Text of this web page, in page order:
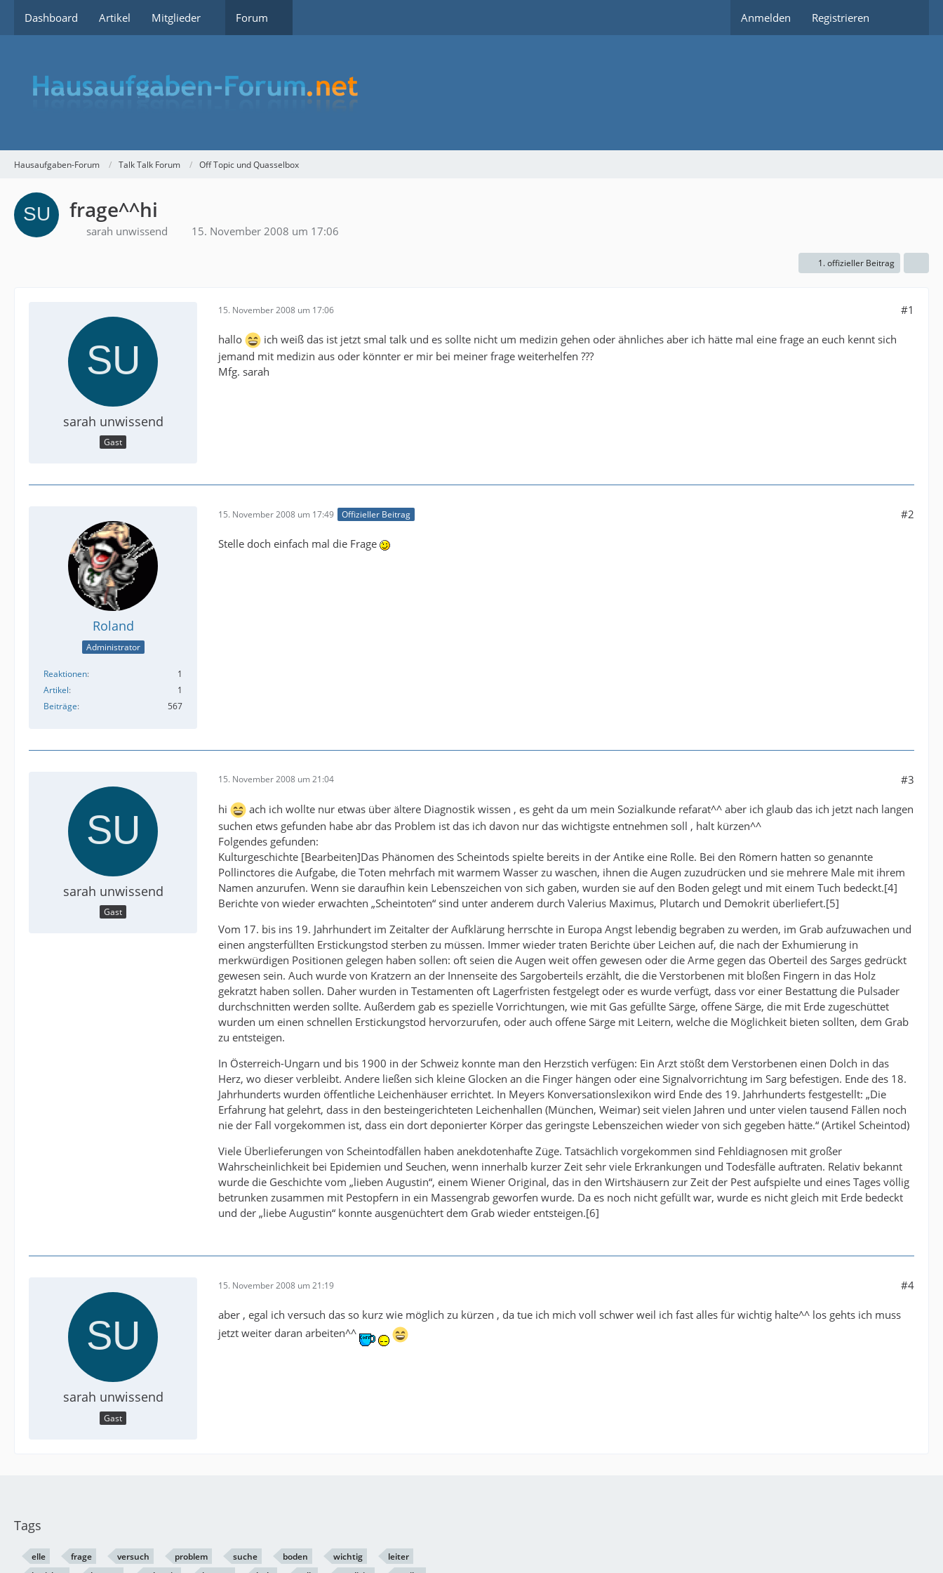
Dashboard Artikel Mitglieder Forum Anmelden Registrieren
Hausaufgaben-Forum Talk Talk Forum Off Topic und Quasselbox
frage^^hi
sarah unwissend 15. November 2008 um 17:06
1. offizieller Beitrag
sarah unwissend
Gast
15. November 2008 um 17:06 #1
hallo
ich weiß das ist jetzt smal talk und es sollte nicht um medizin gehen oder ähnliches aber ich hätte mal eine frage an euch kennt sich
jemand mit medizin aus oder könnter er mir bei meiner frage weiterhelfen ???
Mfg. sarah
Roland
Administrator
Reaktionen
1
Artikel
1
Beiträge
567
15. November 2008 um 17:49 Offizieller Beitrag #2
Stelle doch einfach mal die Frage
sarah unwissend
Gast
15. November 2008 um 21:04 #3
hi
ach ich wollte nur etwas über ältere Diagnostik wissen , es geht da um mein Sozialkunde refarat^^ aber ich glaub das ich jetzt nach langen
suchen etws gefunden habe abr das Problem ist das ich davon nur das wichtigste entnehmen soll , halt kürzen^^
Folgendes gefunden:
Kulturgeschichte [Bearbeiten]Das Phänomen des Scheintods spielte bereits in der Antike eine Rolle. Bei den Römern hatten so genannte
Pollinctores die Aufgabe, die Toten mehrfach mit warmem Wasser zu waschen, ihnen die Augen zuzudrücken und sie mehrere Male mit ihrem
Namen anzurufen. Wenn sie daraufhin kein Lebenszeichen von sich gaben, wurden sie auf den Boden gelegt und mit einem Tuch bedeckt.[4]
Berichte von wieder erwachten „Scheintoten“ sind unter anderem durch Valerius Maximus, Plutarch und Demokrit überliefert.[5]
Vom 17. bis ins 19. Jahrhundert im Zeitalter der Aufklärung herrschte in Europa Angst lebendig begraben zu werden, im Grab aufzuwachen und
einen angsterfüllten Erstickungstod sterben zu müssen. Immer wieder traten Berichte über Leichen auf, die nach der Exhumierung in
merkwürdigen Positionen gelegen haben sollen: oft seien die Augen weit offen gewesen oder die Arme gegen das Oberteil des Sarges gedrückt
gewesen sein. Auch wurde von Kratzern an der Innenseite des Sargoberteils erzählt, die die Verstorbenen mit bloßen Fingern in das Holz
gekratzt haben sollen. Daher wurden in Testamenten oft Lagerfristen festgelegt oder es wurde verfügt, dass vor einer Bestattung die Pulsader
durchschnitten werden sollte. Außerdem gab es spezielle Vorrichtungen, wie mit Gas gefüllte Särge, offene Särge, die mit Erde zugeschüttet
wurden um einen schnellen Erstickungstod hervorzurufen, oder auch offene Särge mit Leitern, welche die Möglichkeit bieten sollten, dem Grab
zu entsteigen.
In Österreich-Ungarn und bis 1900 in der Schweiz konnte man den Herzstich verfügen: Ein Arzt stößt dem Verstorbenen einen Dolch in das
Herz, wo dieser verbleibt. Andere ließen sich kleine Glocken an die Finger hängen oder eine Signalvorrichtung im Sarg befestigen. Ende des 18.
Jahrhunderts wurden öffentliche Leichenhäuser errichtet. In Meyers Konversationslexikon wird Ende des 19. Jahrhunderts festgestellt: „Die
Erfahrung hat gelehrt, dass in den besteingerichteten Leichenhallen (München, Weimar) seit vielen Jahren und unter vielen tausend Fällen noch
nie der Fall vorgekommen ist, dass ein dort deponierter Körper das geringste Lebenszeichen wieder von sich gegeben hätte.“ (Artikel Scheintod)
Viele Überlieferungen von Scheintodfällen haben anekdotenhafte Züge. Tatsächlich vorgekommen sind Fehldiagnosen mit großer
Wahrscheinlichkeit bei Epidemien und Seuchen, wenn innerhalb kurzer Zeit sehr viele Erkrankungen und Todesfälle auftraten. Relativ bekannt
wurde die Geschichte vom „lieben Augustin“, einem Wiener Original, das in den Wirtshäusern zur Zeit der Pest aufspielte und eines Tages völlig
betrunken zusammen mit Pestopfern in ein Massengrab geworfen wurde. Da es noch nicht gefüllt war, wurde es nicht gleich mit Erde bedeckt
und der „liebe Augustin“ konnte ausgenüchtert dem Grab wieder entsteigen.[6]
sarah unwissend
Gast
15. November 2008 um 21:19 #4
aber , egal ich versuch das so kurz wie möglich zu kürzen , da tue ich mich voll schwer weil ich fast alles für wichtig halte^^ los gehts ich muss
jetzt weiter daran arbeiten^^
Tags
elle frage versuch problem suche boden wichtig
leiter